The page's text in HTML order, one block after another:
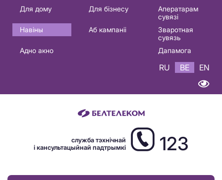
Основная
навигация
BE
Для дому Для бізнесу
Аператарам
сувязі
Навіны
Аб кампаніі
Зваротная
сувязь
Адно акно
Дапамога
RU BE EN
служба тэхнічнай
і кансультацыйнай падтрымкі
123